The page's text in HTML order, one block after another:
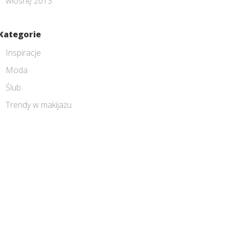
Inspiracje
Moda
Ślub
Trendy w makijażu